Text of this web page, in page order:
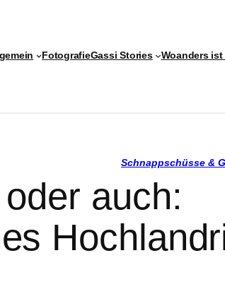
FotografieGassi Stories Woanders
Schnappschüsse &
auch: